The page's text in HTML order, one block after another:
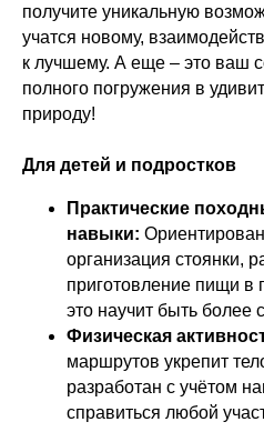
получите уникальную
учатся новому,
к лучшему. А еще – это ваш
полного погружения в
природу!
Для детей и подростков
Практические
навыки:
организация стоянки,
приготовление пищи в
это научит быть более
Физическая
маршрутов укрепит
разработан с учётом
справиться любой
©ПРОканикулы
Политика
Оферта
Согласие на
Реквизиты
Организация
мероприятий
Программы
Смотреть на
Московская обл,
г. Пушкино,
ул. Чехова, д. 12